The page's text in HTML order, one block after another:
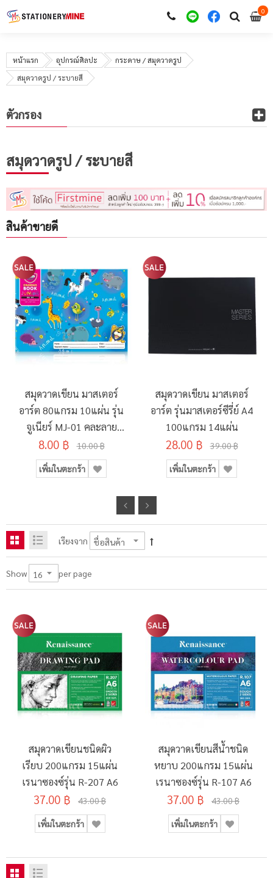
00
หน้าแรก อุปกรณ์ศิลปะ
กระดาษ / สมุดวาดรูป
สมุดวาดรูป / ระบายสี
สมุดวาดรูป / ระบายสี
สินค้าขายดี
สมุดวาดเขียน มาสเตอร์
อาร์ต 80แกรม 10แผ่น รุ่น
จูเนียร์ MJ-01 คละลาย
190x260มม.
8.00 ฿ 10.00 ฿
เพิ่มในตะกร้า
สมุดวาดเขียน มาสเตอร์
อาร์ต รุ่นมาสเตอร์ซีรี่ย์ A4
100แกรม 14แผ่น
28.00 ฿ 39.00 ฿
เพิ่มในตะกร้า
เรียงจาก
Show per page
สมุดวาดเขียนชนิดผิว
เรียบ 200แกรม 15แผ่น
เรนาซองซ์รุ่น R-207 A6
37.00 ฿ 43.00 ฿
เพิ่มในตะกร้า
สมุดวาดเขียนสีน้ำชนิด
หยาบ 200แกรม 15แผ่น
เรนาซองซ์รุ่น R-107 A6
37.00 ฿ 43.00 ฿
เพิ่มในตะกร้า
ตัวกรอง